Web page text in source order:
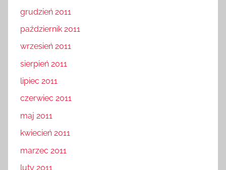
grudzień 2011
październik 2011
wrzesień 2011
sierpień 2011
lipiec 2011
czerwiec 2011
maj 2011
kwiecień 2011
marzec 2011
luty 2011